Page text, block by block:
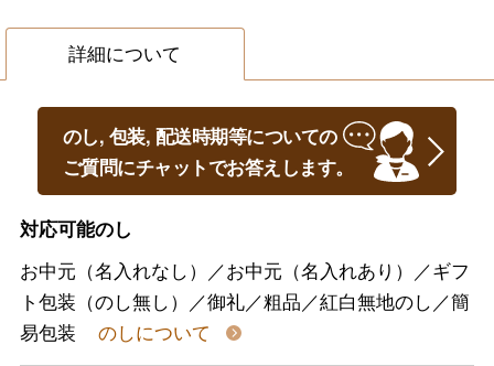
詳細について
のし, 包装, 配送時期等についての
ご質問にチャットでお答えします。
対応可能のし
お中元（名入れなし）／お中元（名入れあり）／ギフ
ト包装（のし無し）／御礼／粗品／紅白無地のし／簡
易包装
のしについて